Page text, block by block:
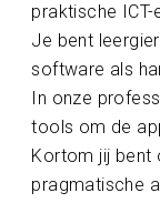
praktische
Je bent
software als
In onze
tools om de
Kortom jij bent
pragmatische